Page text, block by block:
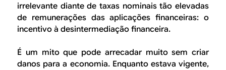
irrelevante diante de taxas nominais tão elevadas
de remunerações das aplicações financeiras: o
incentivo à desintermediação financeira.
É um mito que pode arrecadar muito sem criar
danos para a economia. Enquanto estava vigente,